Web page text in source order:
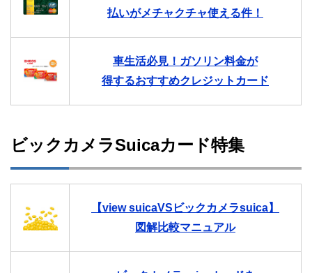
払いがメチャクチャ使える件！
車生活必見！ガソリン料金が
得するおすすめクレジットカード
ビックカメラSuicaカード特集
【view suicaVSビックカメラsuica】
図解比較マニュアル